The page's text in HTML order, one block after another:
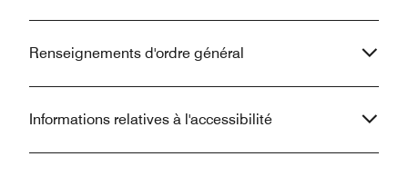
Renseignements d'ordre général
Informations relatives à l'accessibilité